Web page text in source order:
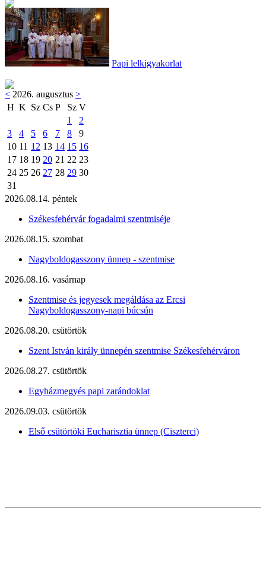
Papi lelkigyakorlat
< 2026. augusztus >
H K Sz Cs P Sz V
1
2
3
4 5 6 7 8
9
10 11 12 13 14 15 16
17 18 19 20 21 22 23
24 25 26 27 28 29 30
31
2026.08.14. péntek
Székesfehérvár fogadalmi szentmiséje
2026.08.15. szombat
Nagyboldogasszony ünnep - szentmise
2026.08.16. vasárnap
Szentmise és jegyesek megáldása az Ercsi
Nagyboldogasszony-napi búcsún
2026.08.20. csütörtök
Szent István király ünnepén szentmise Székesfehérváron
2026.08.27. csütörtök
Egyházmegyés papi zarándoklat
2026.09.03. csütörtök
Első csütörtöki Eucharisztia ünnep (Ciszterci)